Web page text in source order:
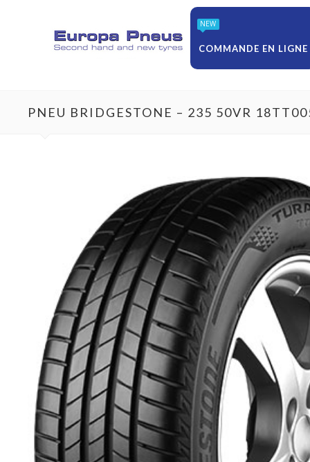
NEW
COMMANDE EN LIGNE
PNEU BRIDGESTONE – 235 50VR